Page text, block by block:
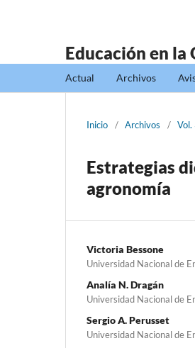
Educación en la
Actual Archivos
Inicio / Archivos /
Estrategias
agronomía
Victoria Bessone
Universidad Nacional de
Analía N. Dragán
Universidad Nacional de
Sergio A. Perusset
Universidad Nacional de